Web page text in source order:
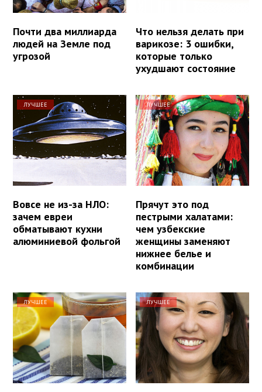
Почти два миллиарда
людей на Земле под
угрозой
Что нельзя делать при
варикозе: 3 ошибки,
которые только
ухудшают состояние
ЛУЧШЕЕ
Вовсе не из-за НЛО:
зачем евреи
обматывают кухни
алюминиевой фольгой
ЛУЧШЕЕ
Прячут это под
пестрыми халатами:
чем узбекские
женщины заменяют
нижнее белье и
комбинации
ЛУЧШЕЕ ЛУЧШЕЕ